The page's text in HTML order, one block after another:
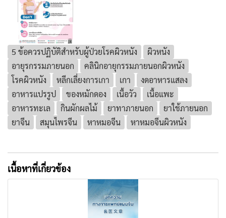
5 ข้อควรปฏิบัติสำหรับผู้ป่วยโรคผิวหนัง
ผิวหนัง
อายุรกรรมภายนอก
คลินิกอายุกรรมภายนอกผิวหนัง
โรคผิวหนัง
หลีกเลี่ยงการเกา เกา
งดอาหารแสลง
อาหารแปรรูป
ของหมักดอง เนื้อวัว
เนื้อแพะ
อาหารทะเล
กินผักผลไม้ ยาทาภายนอก
ยาใช้ภายนอก
ยาจีน
สมุนไพรจีน หาหมอจีน หาหมอจีนผิวหนัง
เนื้อหาที่เกี่ยวข้อง